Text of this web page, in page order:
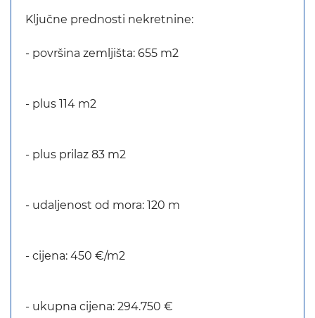
Ključne prednosti nekretnine:
- površina zemljišta: 655 m2
- plus 114 m2
- plus prilaz 83 m2
- udaljenost od mora: 120 m
- cijena: 450 €/m2
- ukupna cijena: 294.750 €